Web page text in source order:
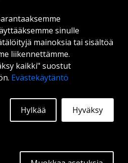
sinulle
mainoksia tai sisältöä
liikennettämme.
kaikki" suostut
Evästekäytäntö
Hyväksy
Hylkää